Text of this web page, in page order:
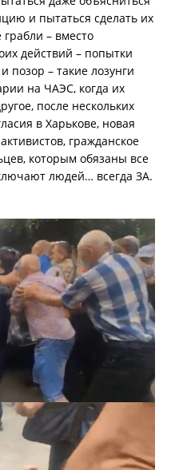
и пытаться сделать их
– вместо
действий – попытки
позор – такие лозунги
на ЧАЭС, когда их
после нескольких
в Харькове, новая
гражданское
которым обязаны все
людей… всегда ЗА.